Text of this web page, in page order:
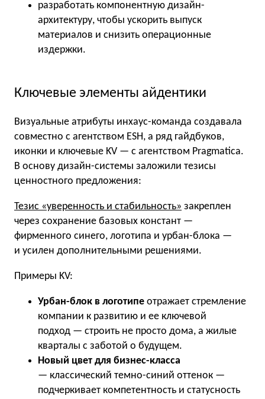
разработать компонентную дизайн-
архитектуру, чтобы ускорить выпуск
материалов и снизить операционные
издержки.
Ключевые элементы айдентики
Визуальные атрибуты инхаус-команда создавала
совместно с агентством ESH, а ряд гайдбуков,
иконки и ключевые KV — с агентством Pragmatica.
В основу дизайн-системы заложили тезисы
ценностного предложения:
Тезис «уверенность и стабильность» закреплен
через сохранение базовых констант —
фирменного синего, логотипа и урбан-блока —
и усилен дополнительными решениями.
Примеры KV:
Урбан-блок в логотипе отражает стремление
компании к развитию и ее ключевой
подход — строить не просто дома, а жилые
кварталы с заботой о будущем.
Новый цвет для бизнес-класса
— классический темно-синий оттенок —
подчеркивает компетентность и статусность